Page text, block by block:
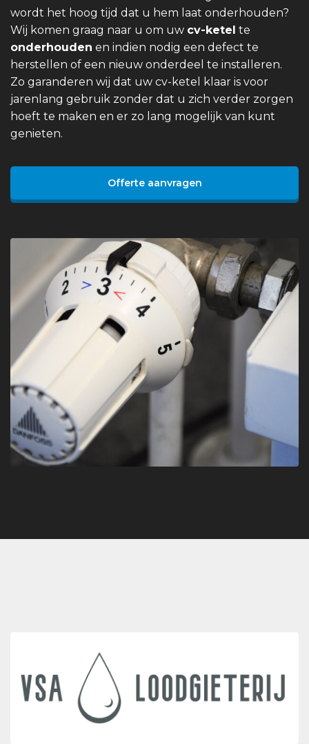
wordt het hoog tijd dat u hem laat onderhouden?
Wij komen graag naar u om uw cv-ketel te
onderhouden en indien nodig een defect te
herstellen of een nieuw onderdeel te installeren.
Zo garanderen wij dat uw cv-ketel klaar is voor
jarenlang gebruik zonder dat u zich verder zorgen
hoeft te maken en er zo lang mogelijk van kunt
genieten.
Offerte aanvragen